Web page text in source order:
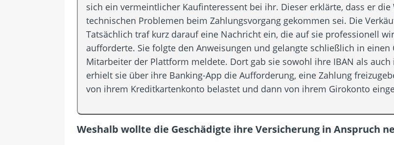
sich ein vermeintlicher Kaufinteressent bei ihr. Dieser erklärte, dass er
technischen Problemen beim Zahlungsvorgang gekommen sei. Die
Tatsächlich traf kurz darauf eine Nachricht ein, die auf sie professionell
aufforderte. Sie folgte den Anweisungen und gelangte schließlich in
Mitarbeiter der Plattform meldete. Dort gab sie sowohl ihre IBAN als
erhielt sie über ihre Banking-App die Aufforderung, eine Zahlung
von ihrem Kreditkartenkonto belastet und dann von ihrem Girokonto
Weshalb wollte die Geschädigte ihre Versicherung in Anspruch